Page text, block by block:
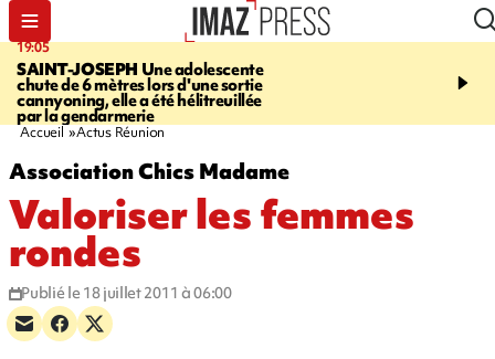
19:05
SAINT-JOSEPH Une adolescente
chute de 6 mètres lors d'une sortie
cannyoning, elle a été hélitreuillée
par la gendarmerie
20:44
rouée de coups,
Accueil Actus Réunion
Association Chics Madame
Valoriser les femmes
rondes
Publié le 18 juillet 2011 à 06:00